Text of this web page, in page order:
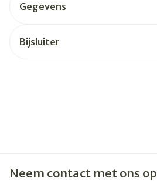
Gegevens
Bijsluiter
Neem contact met ons op